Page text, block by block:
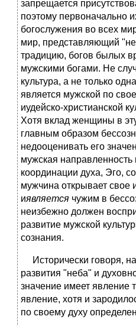
запрещается
поэтому первоначально
богослужения во всех
мир, представляющий
традицию, богов былых
мужскими богами. Не
культура, а не только
является мужской по
иудейско-христианской
Хотя вклад женщины в
главным образом
недооценивать его
мужская направленность
координации духа, Эго,
мужчина открывает свое
иявляется чужим в
неизбежно должен
развитие мужской
сознания.
Исторически говоря,
развития "неба" и
значение имеет явление
явление, хотя и
по своему духу